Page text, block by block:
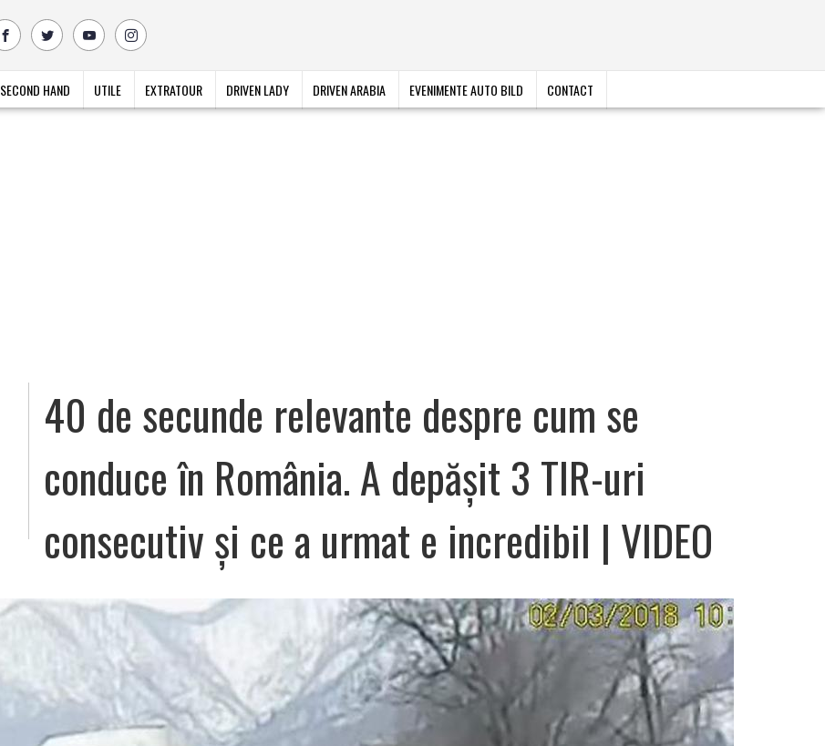
SECOND HAND UTILE EXTRATOUR DRIVEN LADY DRIVEN ARABIA EVENIMENTE AUTO BILD CONTACT
40 de secunde relevante despre cum se
conduce în România. A depășit 3 TIR-uri
consecutiv și ce a urmat e incredibil | VIDEO